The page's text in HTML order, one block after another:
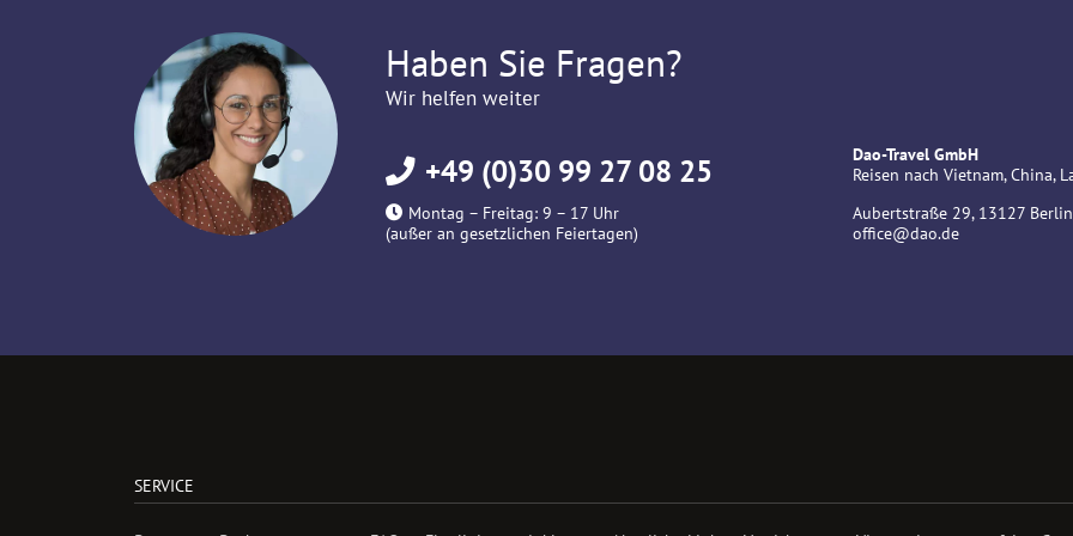
Haben Sie Fragen?
Wir helfen weiter
+49 (0)30 99 27 08 25
Montag – Freitag: 9 – 17 Uhr
(außer an gesetzlichen Feiertagen)
Dao-Travel GmbH
Reisen nach Vietnam, China,
Aubertstraße 29, 13127 Berlin
office@dao.de
SERVICE